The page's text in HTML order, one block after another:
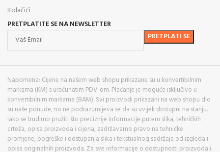
Kolačići
PRETPLATITE SE NA NEWSLETTER
Napomena: Cijene na našem web shopu prikazane su u konvertibilnim
markama (KM) s uračunatim PDV-om. Plaćanje je moguće isključivo u
konvertibilnim markama (BAM). Svi proizvodi prikazani na web shopu dio
su naše ponude, no ne podrazumijeva se da su uvijek dostupni na stanju.
Iako se trudimo pružiti što preciznije informacije putem slika, tehničkih
crteža, opisa proizvoda i cijena, zadržavamo pravo na tehničke
promjene, pogreške i odstupanja slika i tekstualnog sadržaja od izgleda i
opisa originalnih proizvoda. Za sve informacije o dostupnosti proizvoda i